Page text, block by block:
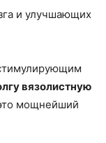
и улучшающих
вязолистную
мощнейший